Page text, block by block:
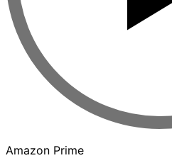
Amazon Prime